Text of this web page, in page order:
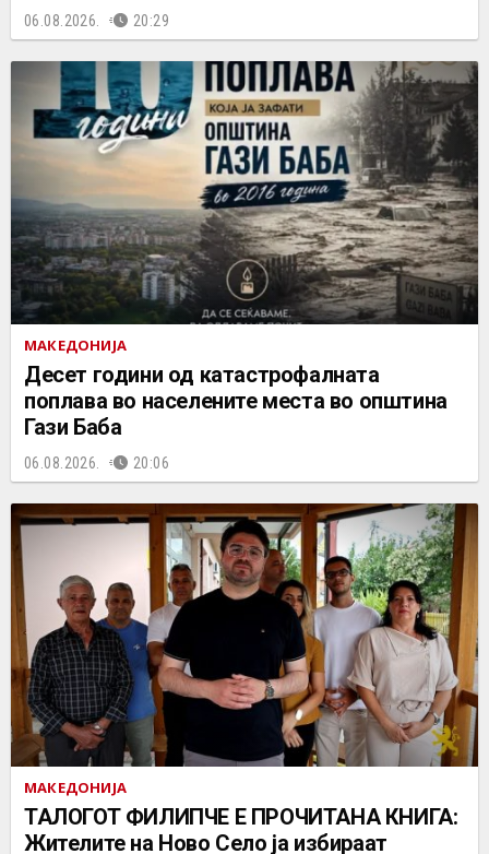
06.08.2026. 20:29
МАКЕДОНИЈА
Десет години од катастрофалната
поплава во населените места во општина
Гази Баба
06.08.2026. 20:06
МАКЕДОНИЈА
ТАЛОГОТ ФИЛИПЧЕ Е ПРОЧИТАНА КНИГА:
Жителите на Ново Село ја избираат